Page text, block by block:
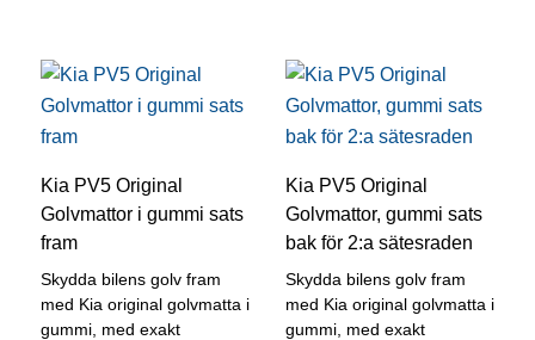
Kia PV5 Original
Golvmattor i gummi sats
fram
Skydda bilens golv fram
med Kia original golvmatta i
gummi, med exakt
Kia PV5 Original
Golvmattor, gummi sats
bak för 2:a sätesraden
Skydda bilens golv fram
med Kia original golvmatta i
gummi, med exakt